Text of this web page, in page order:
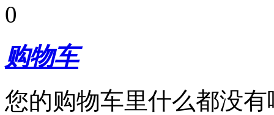
0
购物车
您的购物车里什么都没有